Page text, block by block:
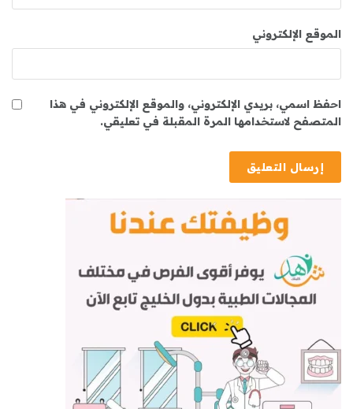
الموقع الإلكتروني
احفظ اسمي، بريدي الإلكتروني، والموقع الإلكتروني في هذا
المتصفح لاستخدامها المرة المقبلة في تعليقي.